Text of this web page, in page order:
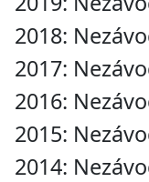
2018:
2017:
2016:
2015:
2014: